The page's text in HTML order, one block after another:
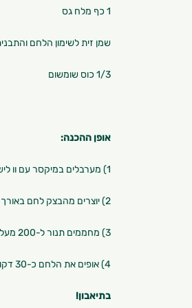
1 כף מלח גס
שמן זית לשימון הלחם
1/3 כוס שומשום
אופן ההכנה:
1) מערבלים במיקסר עם וו לישה קמח, חלב סויה, סודה לשתייה ומלח גס עד לקבלת בצק.
2) יוצרים מהבצק לחם באורך כ-25 ס"מ. מושחים את הלחם בשמן זית ומפזרים מעל את השומשום.
3) מחממים תנור ל-200 מעלות.
4) אופים את הלחם כ-30 דקות עד שהוא יציב וצבעו חום בהיר.
בתיאבון!